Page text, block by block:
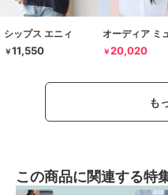
シップス エニィ
￥11,550
オーディア ミ
￥20,020
も
この商品に関連する特